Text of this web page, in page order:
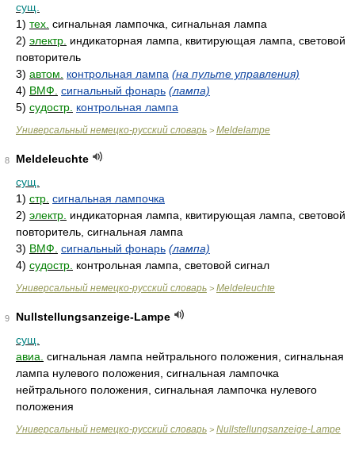
сущ.
1) тех. сигнальная лампочка, сигнальная лампа
2) электр. индикаторная лампа, квитирующая лампа, световой
повторитель
3) автом. контрольная лампа (на пульте управления)
4) ВМФ. сигнальный фонарь (лампа)
5) судостр. контрольная лампа
Универсальный немецко-русский словарь > Meldelampe
8
Meldeleuchte
сущ.
1) стр. сигнальная лампочка
2) электр. индикаторная лампа, квитирующая лампа, световой
повторитель, сигнальная лампа
3) ВМФ. сигнальный фонарь (лампа)
4) судостр. контрольная лампа, световой сигнал
Универсальный немецко-русский словарь > Meldeleuchte
9
Nullstellungsanzeige-Lampe
сущ.
авиа. сигнальная лампа нейтрального положения, сигнальная
лампа нулевого положения, сигнальная лампочка
нейтрального положения, сигнальная лампочка нулевого
положения
Универсальный немецко-русский словарь > Nullstellungsanzeige-Lampe